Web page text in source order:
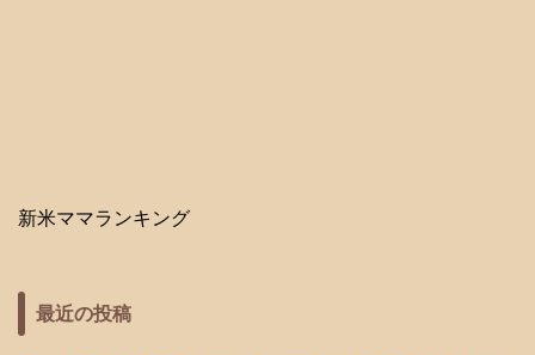
新米ママランキング
最近の投稿